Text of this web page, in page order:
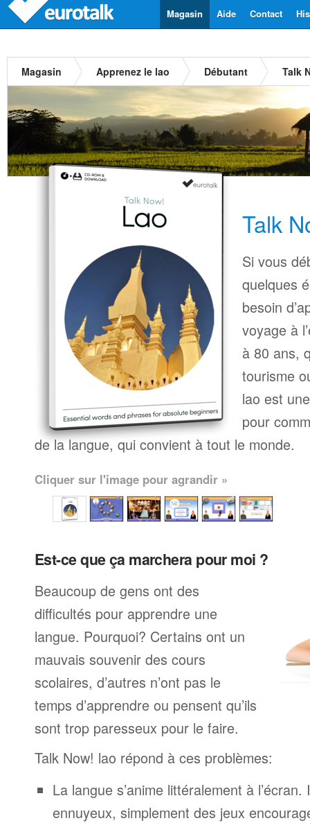
Contact
Aide
Magasin
Magasin Apprenez le lao Débutant Talk
Talk
Si vous
quelques
besoin
voyage à
à 80 ans,
tourisme
lao est
pour
de la langue, qui convient à tout le monde.
Cliquer sur l'image pour agrandir »
Est-ce que ça marchera pour moi ?
Beaucoup de gens ont des
difficultés pour apprendre une
langue. Pourquoi? Certains ont un
mauvais souvenir des cours
scolaires, d’autres n’ont pas le
temps d’apprendre ou pensent qu’ils
sont trop paresseux pour le faire.
Talk Now! lao répond à ces problèmes:
La langue s’anime littéralement à l’écran.
ennuyeux, simplement des jeux